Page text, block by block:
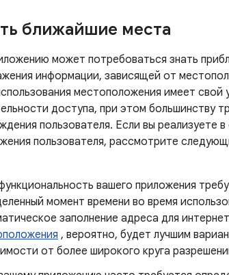
ближайшие места
может потребоваться знать
информации, зависящей от
местоположения имеет свой
доступа, при этом большинству
пользователя. Если вы реализуете
пользователя, рассмотрите
вашего приложения
момент времени во время
заполнение адреса для
, вероятно, будет лучшим
от более широкого круга